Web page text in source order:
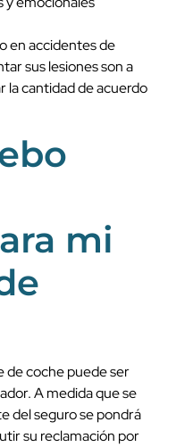
en accidentes de
sus lesiones son a
la cantidad de acuerdo
mi
de coche puede ser
A medida que se
del seguro se pondrá
su reclamación por